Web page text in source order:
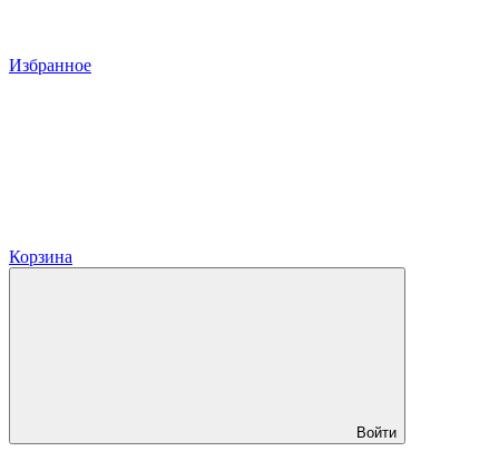
Избранное
Корзина
Войти